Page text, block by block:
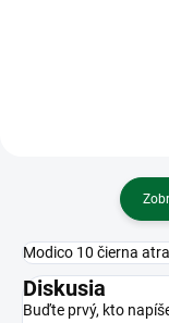
Modico 10 čierna
Diskusia
Buďte prvý, kto